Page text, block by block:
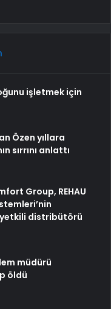
işletmek için
Özen yıllara
sırrını anlattı
Group, REHAU
yetkili distribütörü
müdürü
öldü